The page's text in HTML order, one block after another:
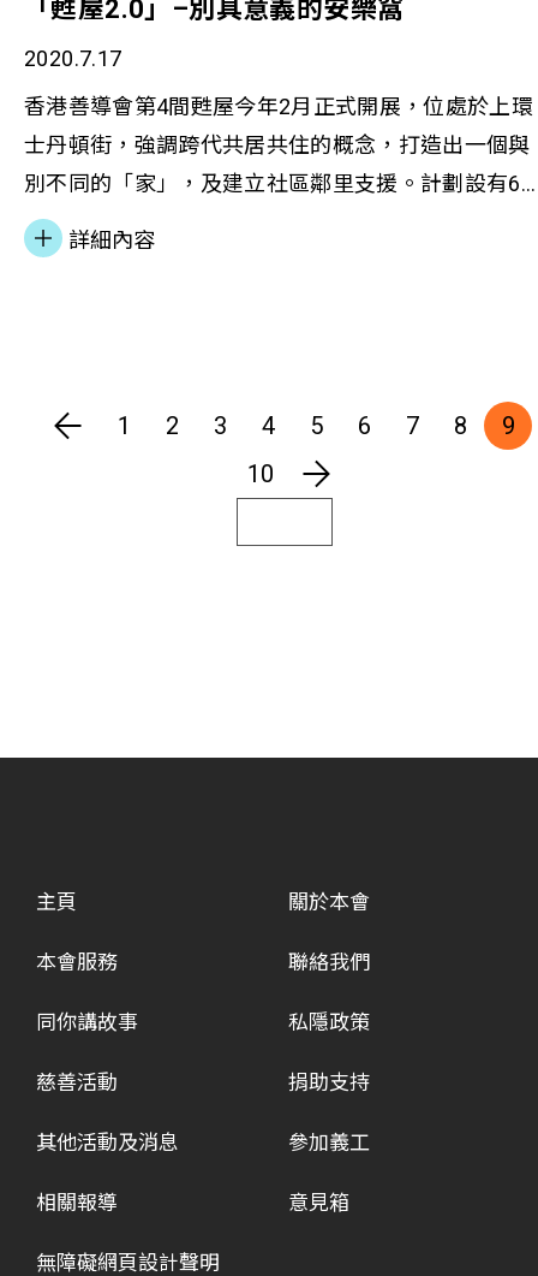
「甦屋2.0」–別具意義的安樂窩
2020.7.17
香港善導會第4間甦屋今年2月正式開展，位處於上環
士丹頓街，強調跨代共居共住的概念，打造出一個與
別不同的「家」，及建立社區鄰里支援。計劃設有6
住宅單位，為老中青三代的獨居人士提供24個住宿名
額。除更生人士外，對象更擴展至不同背景人士，包
分享日常生活點滴。
詳細內容
1 2 3 4 5 6 7 8
9
10
主頁
本會服務
同你講故事
慈善活動
其他活動及消息
相關報導
關於本會
聯絡我們
私隱政策
捐助支持
參加義工
意見箱
無障礙網頁設計聲明